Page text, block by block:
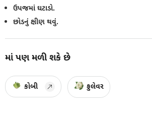
ઉપજમાં ઘટાડો.
છોડનું ક્ષીણ થવું.
માં પણ મળી શકે છે
કોબી ફુલેવર